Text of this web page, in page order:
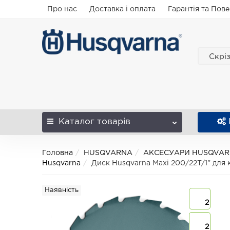
Про нас Доставка і оплата Гарантія та
Каталог товарів
Головна HUSQVARNA
АКСЕСУАРИ
Husqvarna
Диск Husqvarna Maxi 200/22T/1" для
2
2
Наявність